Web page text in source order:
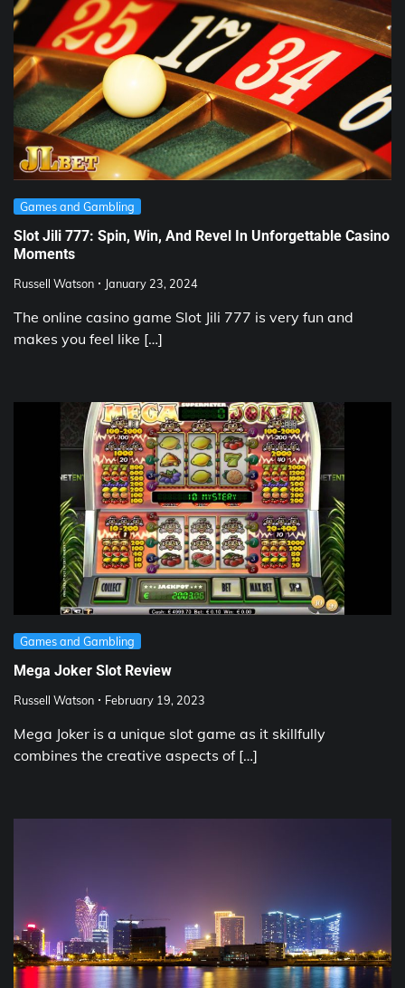
Games and Gambling
Slot Jili 777: Spin, Win, And Revel In Unforgettable Casino
Moments
Russell Watson January 23, 2024
The online casino game Slot Jili 777 is very fun and
makes you feel like […]
Games and Gambling
Mega Joker Slot Review
Russell Watson February 19, 2023
Mega Joker is a unique slot game as it skillfully
combines the creative aspects of […]